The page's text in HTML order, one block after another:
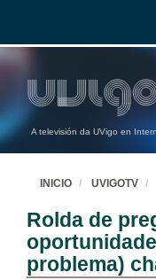
A televisión da UVigo en
INICIO UVIGOTV
Rolda de
problema)